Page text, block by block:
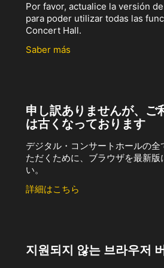
Por favor, actualice la versión
para poder utilizar todas las
Concert Hall.
Saber más
申し訳ありませんが、ご
は古くなっております
デジタル・コンサートホールの全
ただくために、ブラウザを最新版
い。
詳細はこちら
지원되지 않는 브라우저